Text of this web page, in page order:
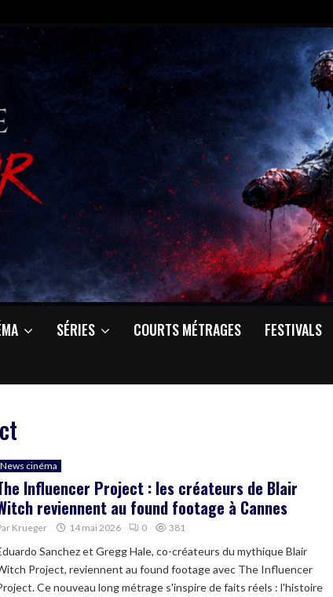
SÉRIES COURTS MÉTRAGES FESTIVALS
News cinéma
Influencer Project : les créateurs de Blair
reviennent au found footage à Cannes
Krueger 14 mai 2026 0 381
Sanchez et Gregg Hale, co-créateurs du mythique Blair
Project, reviennent au found footage avec The Influencer
Ce nouveau long métrage s'inspire de faits réels : l'histoire